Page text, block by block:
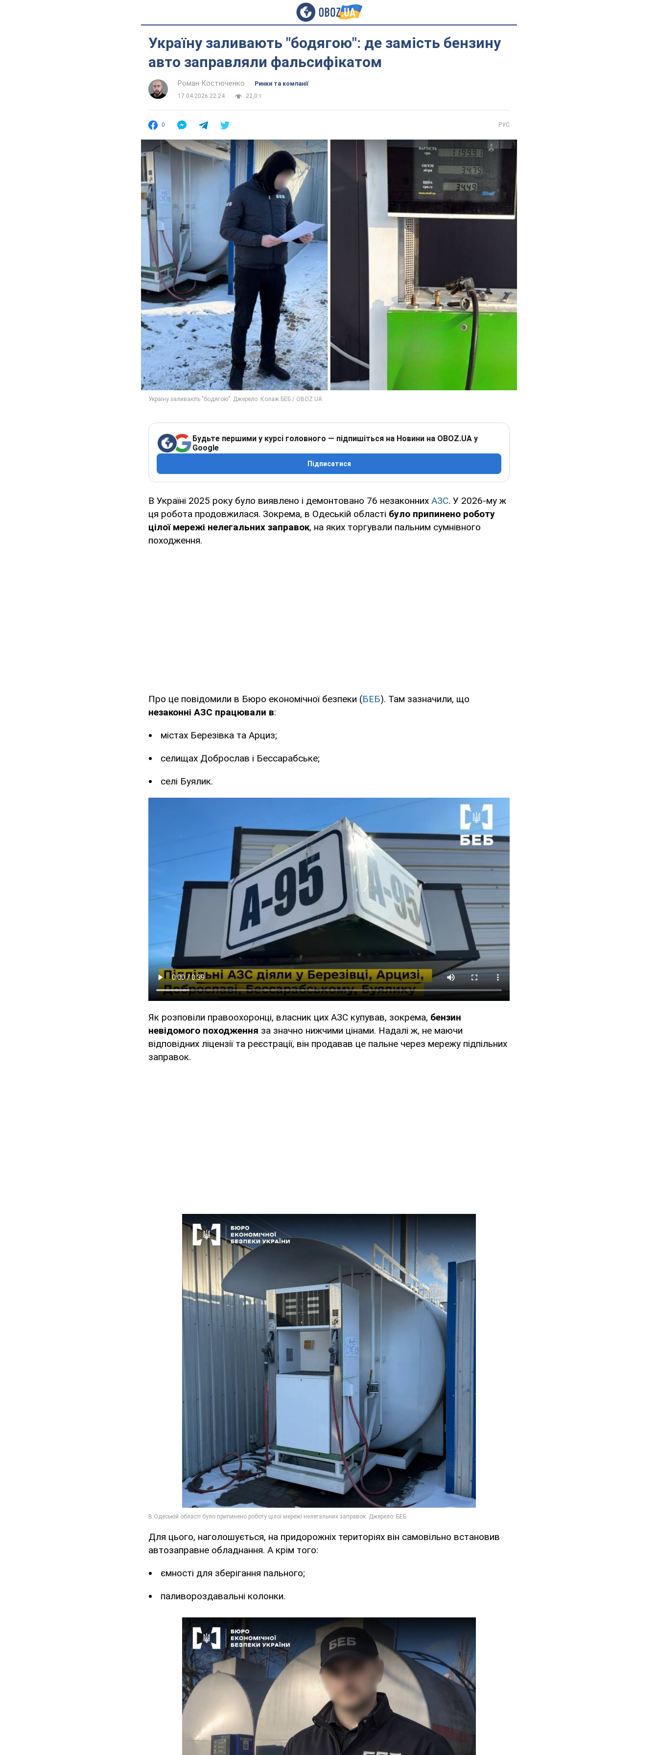
Україну заливають "бодягою": де замість бензину
авто заправляли фальсифікатом
Роман Костюченко
Ринки та компанії
17.04.2026 22:24
22,0 т.
0 РУС
Будьте першими у курсі головного — підпишіться на Новини на OBOZ.UA у
Google
Підписатися
В Україні 2025 року було виявлено і демонтовано 76 незаконних АЗС. У 2026-му ж
ця робота продовжилася. Зокрема, в Одеській області було припинено роботу
цілої мережі нелегальних заправок, на яких торгували пальним сумнівного
походження.
Про це повідомили в Бюро економічної безпеки (БЕБ). Там зазначили, що
незаконні АЗС працювали в:
містах Березівка та Арциз;
селищах Доброслав і Бессарабське;
селі Буялик.
Як розповіли правоохоронці, власник цих АЗС купував, зокрема, бензин
невідомого походження за значно нижчими цінами. Надалі ж, не маючи
відповідних ліцензії та реєстрації, він продавав це пальне через мережу підпільних
заправок.
Для цього, наголошується, на придорожніх територіях він самовільно встановив
автозаправне обладнання. А крім того:
ємності для зберігання пального;
паливороздавальні колонки.